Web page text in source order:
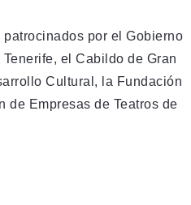
por el Gobierno
el Cabildo de Gran
Cultural, la Fundación
de Empresas de Teatros de